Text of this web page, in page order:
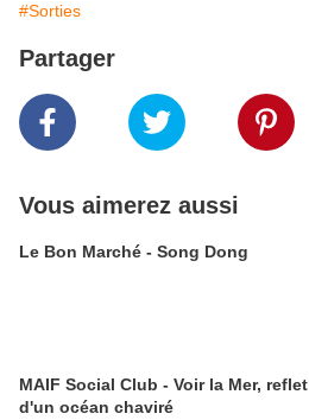
#Sorties
Partager
Vous aimerez aussi
Le Bon Marché - Song Dong
MAIF Social Club - Voir la Mer, reflet
d'un océan chaviré